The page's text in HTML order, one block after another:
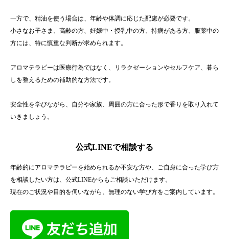
一方で、精油を使う場合は、年齢や体調に応じた配慮が必要です。
小さなお子さま、高齢の方、妊娠中・授乳中の方、持病がある方、服薬中の
方には、特に慎重な判断が求められます。
アロマテラピーは医療行為ではなく、リラクゼーションやセルフケア、暮ら
しを整えるための補助的な方法です。
安全性を学びながら、自分や家族、周囲の方に合った形で香りを取り入れて
いきましょう。
公式LINEで相談する
年齢的にアロマテラピーを始められるか不安な方や、ご自身に合った学び方
を相談したい方は、公式LINEからもご相談いただけます。
現在のご状況や目的を伺いながら、無理のない学び方をご案内しています。